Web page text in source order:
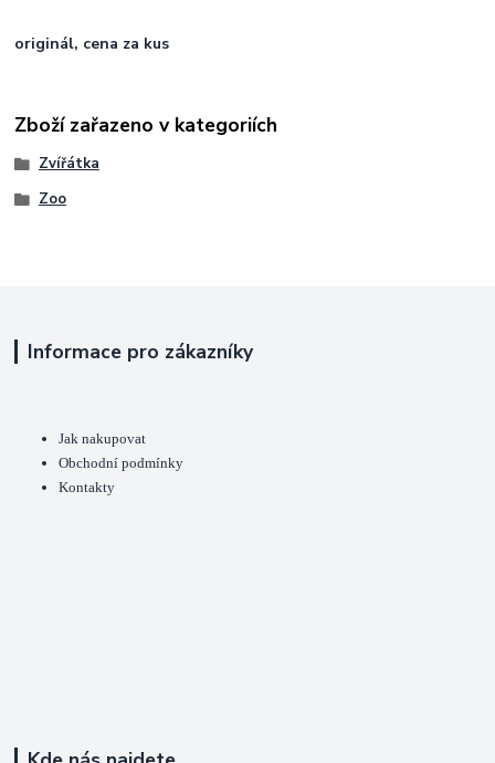
originál, cena za kus
Zboží zařazeno v kategoriích
Zvířátka
Zoo
Informace pro zákazníky
Jak nakupovat
Obchodní podmínky
Kontakty